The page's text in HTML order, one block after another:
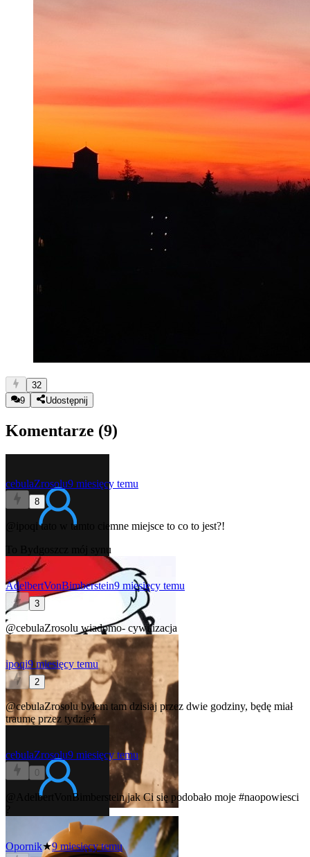
32
9
Udostępnij
Komentarze (9)
cebulaZrosolu9 miesięcy temu
8
tato w tamto ciemne miejsce to co to jest?!
To Bydgoszcz mój synu
AdelbertVonBimberstein9 miesięcy temu
3
@cebulaZrosolu wiadomo- cywilizacja
ipoqi9 miesięcy temu
2
@cebulaZrosolubyłem tam dzisiaj przez dwie godziny, będę miał
traumę przez tydzień
cebulaZrosolu9 miesięcy temu
0
@AdelbertVonBimbersteinjak Ci się podobało moje #naopowiesci
Opornik★9 miesięcy temu